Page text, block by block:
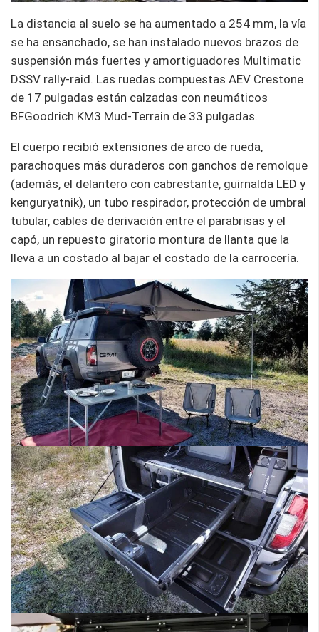
La distancia al suelo se ha aumentado a 254 mm, la vía
se ha ensanchado, se han instalado nuevos brazos de
suspensión más fuertes y amortiguadores Multimatic
DSSV rally-raid. Las ruedas compuestas AEV Crestone
de 17 pulgadas están calzadas con neumáticos
BFGoodrich KM3 Mud-Terrain de 33 pulgadas.
El cuerpo recibió extensiones de arco de rueda,
parachoques más duraderos con ganchos de remolque
(además, el delantero con cabrestante, guirnalda LED y
kenguryatnik), un tubo respirador, protección de umbral
tubular, cables de derivación entre el parabrisas y el
capó, un repuesto giratorio montura de llanta que la
lleva a un costado al bajar el costado de la carrocería.